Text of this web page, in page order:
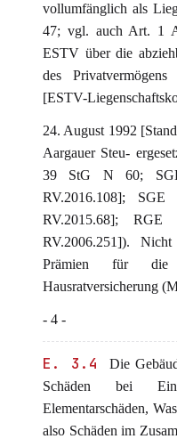
vollumfänglich als
47; vgl. auch Art. 1
ESTV über die
des
[ESTV-
24. August 1992
Aargauer Steu-
39 StG N 60;
RV.2016.108];
RV.2015.68];
RV.2006.251]).
Prämien für die
Hausratversicherung
- 4 -
E. 3.4
Die
Schäden bei
Elementarschäden,
also Schäden im